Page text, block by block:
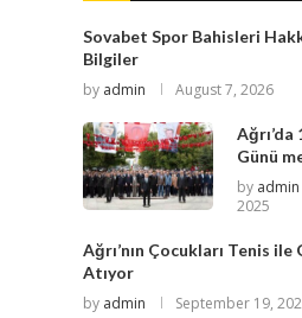
Sovabet Spor Bahisleri
Bilgiler
by admin August 7, 2026
Günü
by admin
2025
Ağrı’nın Çocukları Tenis ile
Atıyor
by admin September 19,